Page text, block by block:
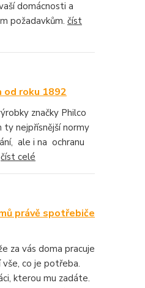
domácnosti a
požadavkům. číst
od roku 1892
značky Philco
ty nejpřísnější normy
ale i na ochranu
číst celé
právě spotřebiče
za vás doma pracuje
co je potřeba.
kterou mu zadáte.